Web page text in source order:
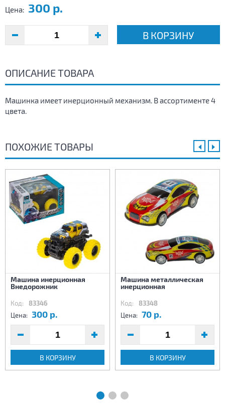
Цена: 300 р.
В КОРЗИНУ
ОПИСАНИЕ ТОВАРА
Машинка имеет инерционный механизм. В ассортименте 4
цвета.
ПОХОЖИЕ ТОВАРЫ
Машина инерционная
Внедорожник
Код: 83346
Цена: 300 р.
В КОРЗИНУ
Машина металлическая
инерционная
Код: 83348
Цена: 70 р.
В КОРЗИНУ